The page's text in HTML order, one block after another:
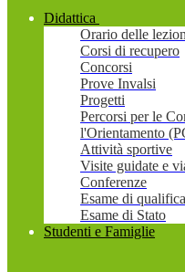
Didattica
Orario delle
Corsi di recupero
Concorsi
Prove Invalsi
Progetti
Percorsi per le
l'Orientamento
Attività sportive
Visite guidate e
Conferenze
Esame di qualifica
Esame di Stato
Studenti e Famiglie